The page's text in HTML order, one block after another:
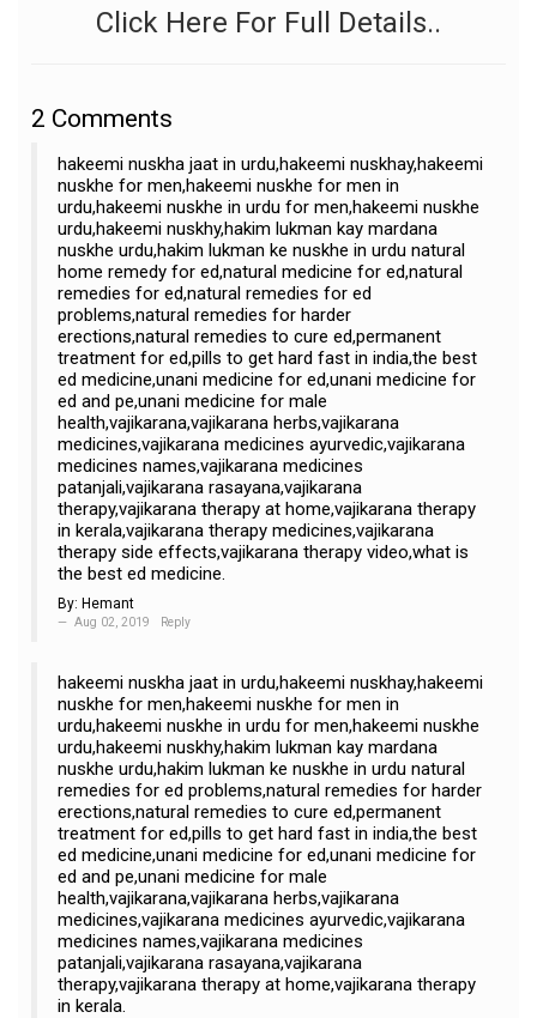
Click Here For Full Details..
2 Comments
hakeemi nuskha jaat in urdu,hakeemi nuskhay,hakeemi
nuskhe for men,hakeemi nuskhe for men in
urdu,hakeemi nuskhe in urdu for men,hakeemi nuskhe
urdu,hakeemi nuskhy,hakim lukman kay mardana
nuskhe urdu,hakim lukman ke nuskhe in urdu natural
home remedy for ed,natural medicine for ed,natural
remedies for ed,natural remedies for ed
problems,natural remedies for harder
erections,natural remedies to cure ed,permanent
treatment for ed,pills to get hard fast in india,the best
ed medicine,unani medicine for ed,unani medicine for
ed and pe,unani medicine for male
health,vajikarana,vajikarana herbs,vajikarana
medicines,vajikarana medicines ayurvedic,vajikarana
medicines names,vajikarana medicines
patanjali,vajikarana rasayana,vajikarana
therapy,vajikarana therapy at home,vajikarana therapy
in kerala,vajikarana therapy medicines,vajikarana
therapy side effects,vajikarana therapy video,what is
the best ed medicine.
By: Hemant
Aug 02, 2019 Reply
hakeemi nuskha jaat in urdu,hakeemi nuskhay,hakeemi
nuskhe for men,hakeemi nuskhe for men in
urdu,hakeemi nuskhe in urdu for men,hakeemi nuskhe
urdu,hakeemi nuskhy,hakim lukman kay mardana
nuskhe urdu,hakim lukman ke nuskhe in urdu natural
remedies for ed problems,natural remedies for harder
erections,natural remedies to cure ed,permanent
treatment for ed,pills to get hard fast in india,the best
ed medicine,unani medicine for ed,unani medicine for
ed and pe,unani medicine for male
health,vajikarana,vajikarana herbs,vajikarana
medicines,vajikarana medicines ayurvedic,vajikarana
medicines names,vajikarana medicines
patanjali,vajikarana rasayana,vajikarana
therapy,vajikarana therapy at home,vajikarana therapy
in kerala.